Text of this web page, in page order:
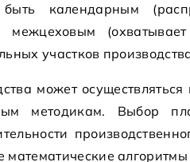
календарным
межцеховым
участков
может
методикам. Выбор
математические